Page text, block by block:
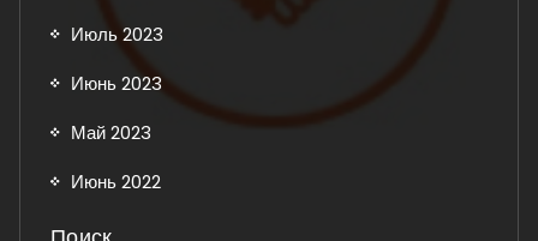
Июль 2023
Июнь 2023
Май 2023
Июнь 2022